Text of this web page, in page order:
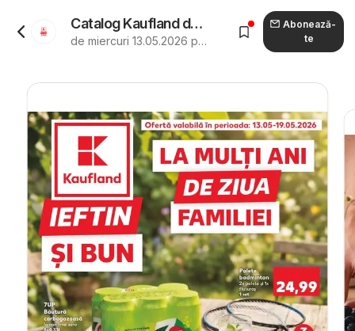
Catalog Kaufland de la 13.05.2026 - Revista "Kaufland Brăila"
de miercuri 13.05.2026 până marți 19.05.2026
Abonează-
te